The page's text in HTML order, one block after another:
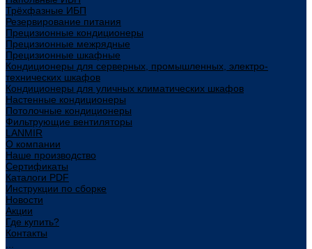
Трёхфазные ИБП
Резервирование питания
Прецизионные кондиционеры
Прецизионные межрядные
Прецизионные шкафные
Кондиционеры для серверных, промышленных, электро-
технических шкафов
Кондиционеры для уличных климатических шкафов
Настенные кондиционеры
Потолочные кондиционеры
Фильтрующие вентиляторы
LANMIR
О компании
Наше производство
Сертификаты
Каталоги PDF
Инструкции по сборке
Новости
Акции
Где купить?
Контакты